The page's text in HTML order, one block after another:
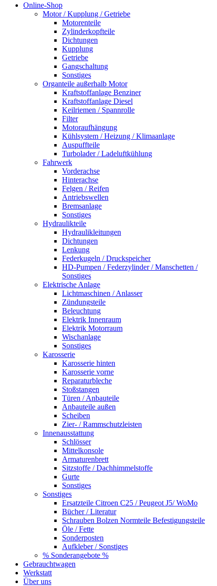
Online-Shop
Motor / Kupplung / Getriebe
Motorenteile
Zylinderkopfteile
Dichtungen
Kupplung
Getriebe
Gangschaltung
Sonstiges
Organteile außerhalb Motor
Kraftstoffanlage Benziner
Kraftstoffanlage Diesel
Keilriemen / Spannrolle
Filter
Motoraufhängung
Kühlsystem / Heizung / Klimaanlage
Auspuffteile
Turbolader / Ladeluftkühlung
Fahrwerk
Vorderachse
Hinterachse
Felgen / Reifen
Antriebswellen
Bremsanlage
Sonstiges
Hydraulikteile
Hydraulikleitungen
Dichtungen
Lenkung
Federkugeln / Druckspeicher
HD-Pumpen / Federzylinder / Manschetten /
Sonstiges
Elektrische Anlage
Lichtmaschinen / Anlasser
Zündungsteile
Beleuchtung
Elektrik Innenraum
Elektrik Motorraum
Wischanlage
Sonstiges
Karosserie
Karosserie hinten
Karosserie vorne
Reparaturbleche
Stoßstangen
Türen / Anbauteile
Anbauteile außen
Scheiben
Zier- / Rammschutzleisten
Innenausstattung
Schlösser
Mittelkonsole
Armaturenbrett
Sitzstoffe / Dachhimmelstoffe
Gurte
Sonstiges
Sonstiges
Ersatzteile Citroen C25 / Peugeot J5/ WoMo
Bücher / Literatur
Schrauben Bolzen Normteile Befestigungsteile
Öle / Fette
Sonderposten
Aufkleber / Sonstiges
% Sonderangebote %
Gebrauchtwagen
Werkstatt
Über uns